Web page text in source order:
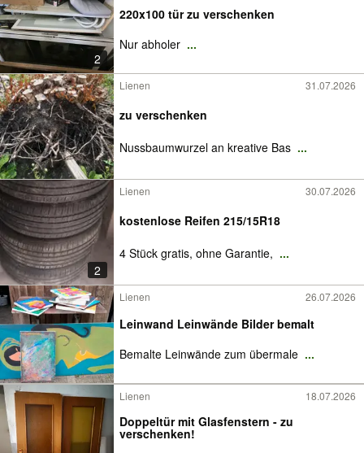
2
220x100 tür zu verschenken
Nur abholer ...
Lienen 31.07.2026
zu verschenken
Nussbaumwurzel an kreative Bas ...
2
Lienen 30.07.2026
kostenlose Reifen 215/15R18
4 Stück gratis, ohne Garantie, ...
Lienen 26.07.2026
Leinwand Leinwände Bilder bemalt
Bemalte Leinwände zum übermale ...
Lienen 18.07.2026
Doppeltür mit Glasfenstern - zu
verschenken!